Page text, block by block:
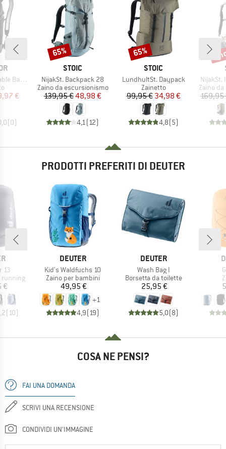
prodotti
ridotto
€
(0)
MARCHIO
STOIC
Articolo
NijakSt. Backpack 28
Gruppo di prodotti
Zaino da escursionismo
Prezzo
139,95 €Prezzo ridotto
48,98 €
4,1 (12)
Sconto
65%
MARCHIO
STOIC
Articolo
LundhultSt. Daypack
Gruppo di prodotti
Zainetto
Prezzo
99,95 €Prezzo ridotto
34,98 €
4,8(5)
Sconto
65%
Articolo
NijakSt.
Gruppo
Zaino
169,95
PRODOTTI PREFERITI DI DEUTER
13
running
€
(10)
MARCHIO
DEUTER
Articolo
Kid's Waldfuchs 10
Gruppo di prodotti
Zaino per bambini
Prezzo
49,95 €
+1
4,9(19)
MARCHIO
DEUTER
Articolo
Wash Bag I
Gruppo di prodotti
Borsetta da toilette
Prezzo
25,95 €
5,0(8)
COSA NE PENSI?
FAI UNA DOMANDA
SCRIVI UNA RECENSIONE
CONDIVIDI UN'IMMAGINE